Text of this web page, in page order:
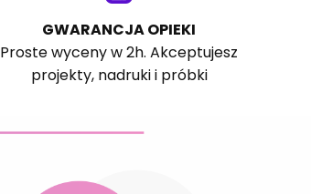
GWARANCJA OPIEKI
Proste wyceny w 2h. Akceptujesz
projekty, nadruki i próbki